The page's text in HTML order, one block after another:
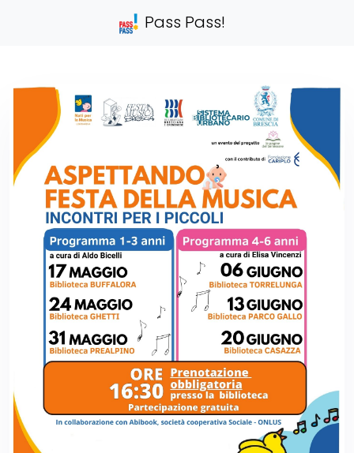
Pass Pass!